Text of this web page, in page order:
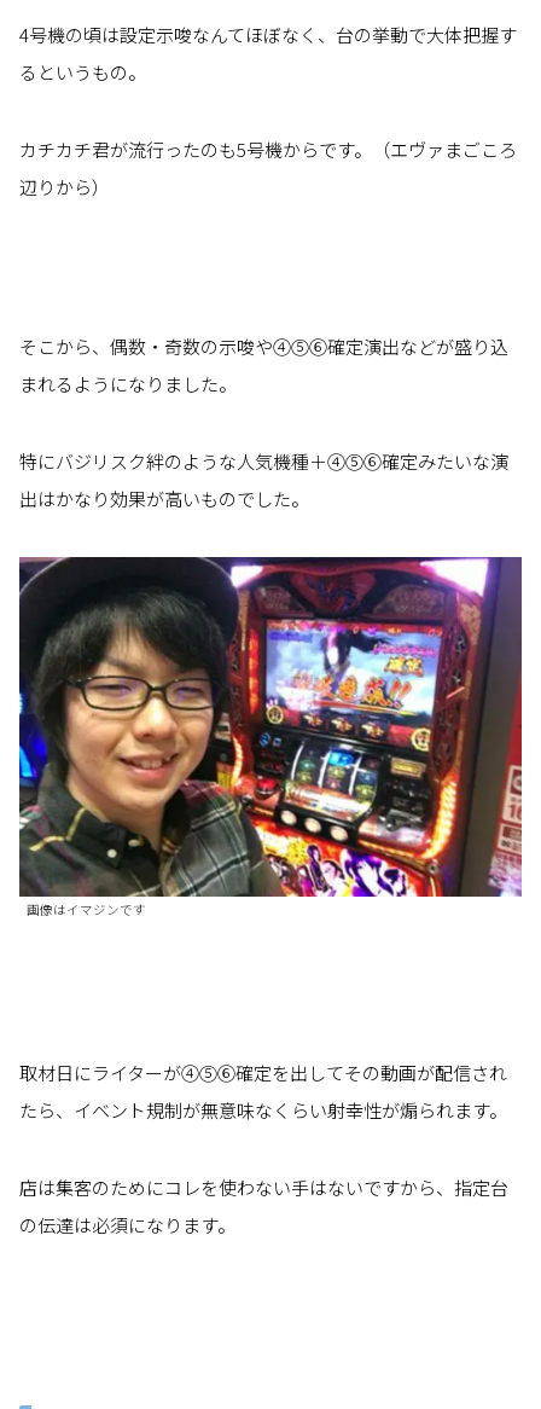
4号機の頃は設定示唆なんてほぼなく、台の挙動で大体把握す
るというもの。
カチカチ君が流行ったのも5号機からです。（エヴァまごころ
辺りから）
そこから、偶数・奇数の示唆や④⑤⑥確定演出などが盛り込
まれるようになりました。
特にバジリスク絆のような人気機種＋④⑤⑥確定みたいな演
出はかなり効果が高いものでした。
画像はイマジンです
取材日にライターが④⑤⑥確定を出してその動画が配信され
たら、イベント規制が無意味なくらい射幸性が煽られます。
店は集客のためにコレを使わない手はないですから、指定台
の伝達は必須になります。